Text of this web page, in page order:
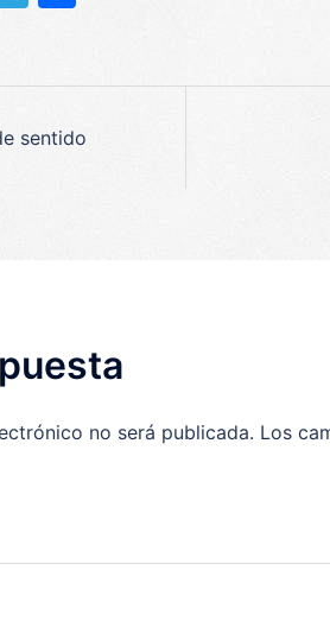
sentido
no será publicada. Los